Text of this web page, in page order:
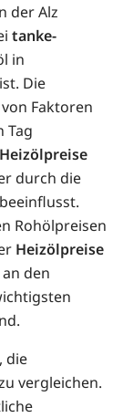
der Alz
tanke-
in
Die
Faktoren
Tag
Heizölpreise
durch die
Rohölpreisen
Heizölpreise
den
die
vergleichen.